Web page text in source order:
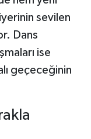
sevilen
Dans
ise
geçeceğinin